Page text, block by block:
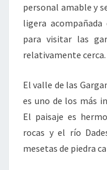
personal amable y
ligera
para visitar las
relativamente cerca.
El valle de las
es uno de los más
El paisaje es
rocas y el río
mesetas de piedra